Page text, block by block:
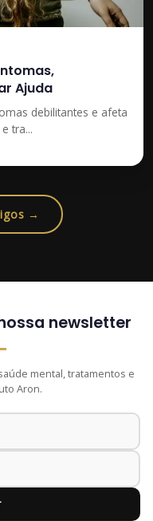
Ajuda
debilitantes e afeta
tra...
→
newsletter
mental, tratamentos e
Aron.